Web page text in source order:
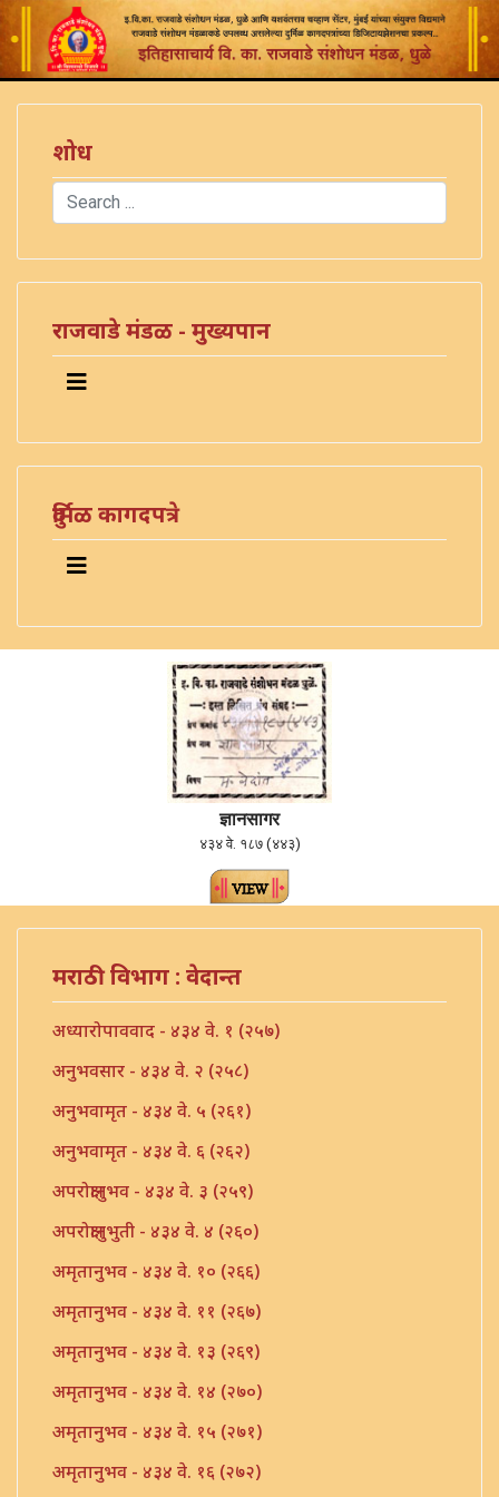
शोध
Search
राजवाडे मंडळ - मुख्यपान
दुर्मिळ कागदपत्रे
ज्ञानसागर
४३४ वे. १८७ (४४३)
मराठी विभाग : वेदान्त
अध्यारोपाववाद - ४३४ वे. १ (२५७)
अनुभवसार - ४३४ वे. २ (२५८)
अनुभवामृत - ४३४ वे. ५ (२६१)
अनुभवामृत - ४३४ वे. ६ (२६२)
अपरोक्षानुभव - ४३४ वे. ३ (२५९)
अपरोक्षानुभुती - ४३४ वे. ४ (२६०)
अमृतानुभव - ४३४ वे. १० (२६६)
अमृतानुभव - ४३४ वे. ११ (२६७)
अमृतानुभव - ४३४ वे. १३ (२६९)
अमृतानुभव - ४३४ वे. १४ (२७०)
अमृतानुभव - ४३४ वे. १५ (२७१)
अमृतानुभव - ४३४ वे. १६ (२७२)